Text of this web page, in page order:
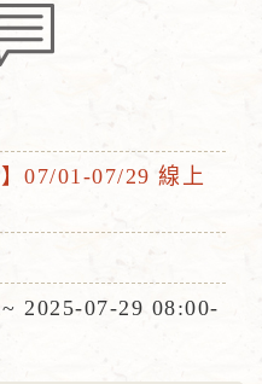
】07/01-07/29 線上
2025-07-29 08:00-